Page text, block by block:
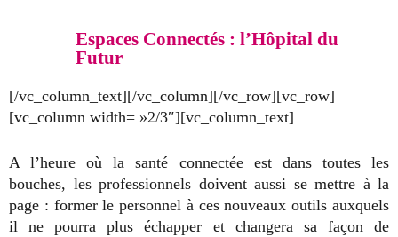
Espaces Connectés : l’Hôpital du
Futur
[/vc_column_text][/vc_column][/vc_row][vc_row]
[vc_column width= »2/3″][vc_column_text]
A l’heure où la santé connectée est dans toutes les
bouches, les professionnels doivent aussi se mettre à la
page : former le personnel à ces nouveaux outils auxquels
il ne pourra plus échapper et changera sa façon de